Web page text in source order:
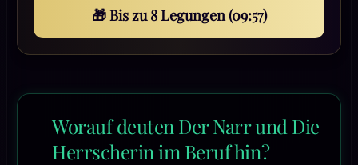
🎁 Bis zu 8 Legungen (09:54)
Worauf deuten Der Narr und Die
Herrscherin im Beruf hin?